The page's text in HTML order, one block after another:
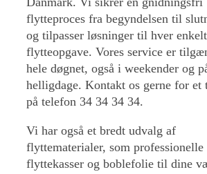
flytteproces fra begyndelsen til
og tilpasser løsninger til hver enkelt
flytteopgave. Vores service er
hele døgnet, også i weekender og
helligdage. Kontakt os gerne for et
på telefon 34 34 34 34.
Vi har også et bredt udvalg af
flyttematerialer, som professionelle
flyttekasser og boblefolie til dine